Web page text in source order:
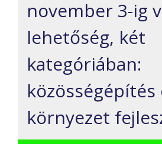
november 3-ig
lehetőség, két
kategóriában:
közösségépítés
környezet